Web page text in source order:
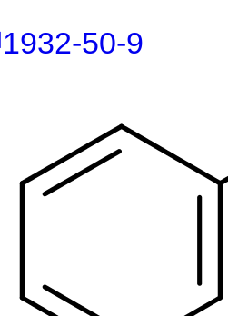
50-9